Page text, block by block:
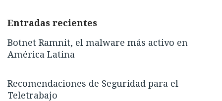
Entradas recientes
Botnet Ramnit, el malware más activo en
América Latina
Recomendaciones de Seguridad para el
Teletrabajo